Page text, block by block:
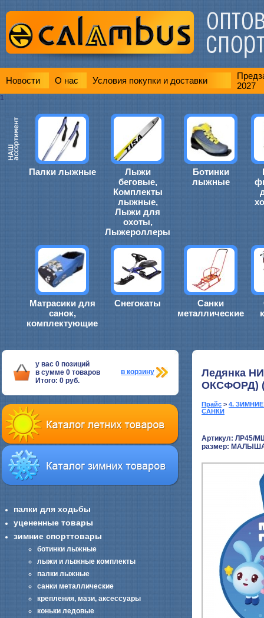
Новости О нас Условия покупки и доставки
2027
1
Палки лыжные
Лыжи
беговые,
Комплекты
лыжные,
Лыжи для
охоты,
Лыжероллеры
Ботинки
лыжные
Матрасики для
санок,
комплектующие
Снегокаты
Санки
металлические
у вас 0 позиций
в сумме 0 товаров
Итого: 0 руб.
в корзину
палки для ходьбы
уцененные товары
зимние спорттовары
ботинки лыжные
лыжи и лыжные комплекты
палки лыжные
санки металлические
крепления, мази, аксессуары
коньки ледовые
Ледянка
ОКСФОРД)
Прайс > 4.
САНКИ
Артикул: ЛР45/
размер: